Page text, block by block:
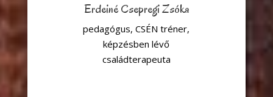
Erdeiné Csepregi Zsóka
pedagógus, CSÉN tréner,
képzésben lévő
családterapeuta